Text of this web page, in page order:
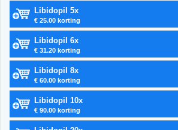
Libidopil 5x
€ 25.00 korting
Libidopil 6x
€ 31.20 korting
Libidopil 8x
€ 60.00 korting
Libidopil 10x
€ 90.00 korting